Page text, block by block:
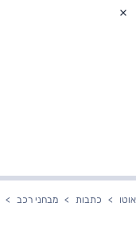
אוטו כתבות מבחני רכב